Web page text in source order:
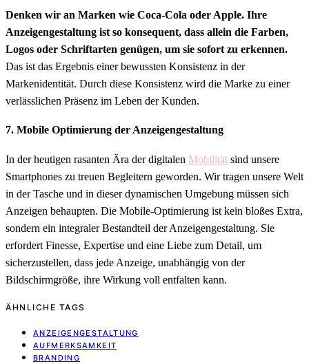
Denken wir an Marken wie Coca-Cola oder Apple. Ihre
Anzeigengestaltung ist so konsequent, dass allein die Farben,
Logos oder Schriftarten genügen, um sie sofort zu erkennen.
Das ist das Ergebnis einer bewussten Konsistenz in der
Markenidentität. Durch diese Konsistenz wird die Marke zu einer
verlässlichen Präsenz im Leben der Kunden.
7. Mobile Optimierung der Anzeigengestaltung
In der heutigen rasanten Ära der digitalen Mobilität sind unsere
Smartphones zu treuen Begleitern geworden. Wir tragen unsere Welt
in der Tasche und in dieser dynamischen Umgebung müssen sich
Anzeigen behaupten. Die Mobile-Optimierung ist kein bloßes Extra,
sondern ein integraler Bestandteil der Anzeigengestaltung. Sie
erfordert Finesse, Expertise und eine Liebe zum Detail, um
sicherzustellen, dass jede Anzeige, unabhängig von der
Bildschirmgröße, ihre Wirkung voll entfalten kann.
ÄHNLICHE TAGS
ANZEIGENGESTALTUNG
AUFMERKSAMKEIT
BRANDING